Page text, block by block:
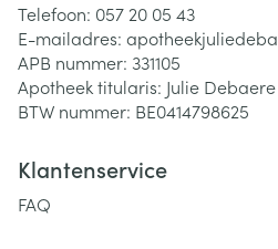
Telefoon: 057 20 05 43
E-mailadres:
APB nummer: 331105
Apotheek titularis: Julie Debaere
BTW nummer: BE0414798625
Klantenservice
FAQ